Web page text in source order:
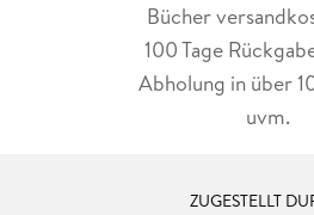
Bücher
100 Tage
Abholung in über
uvm.
ZUGESTELLT